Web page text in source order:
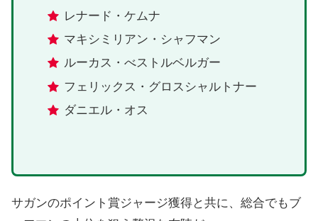
レナード・ケムナ
マキシミリアン・シャフマン
ルーカス・べストルベルガー
フェリックス・グロスシャルトナー
ダニエル・オス
サガンのポイント賞ジャージ獲得と共に、総合でもブ